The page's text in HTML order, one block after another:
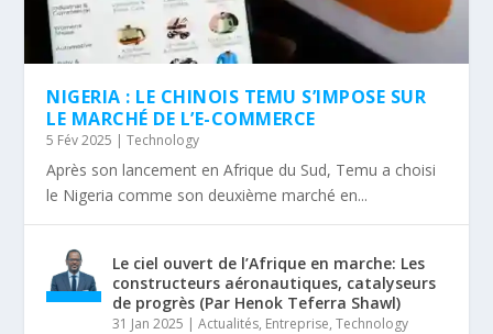
NIGERIA : LE CHINOIS TEMU S’IMPOSE SUR
LE MARCHÉ DE L’E-COMMERCE
5 Fév 2025 |Technology
Après son lancement en Afrique du Sud, Temu a choisi
le Nigeria comme son deuxième marché en...
Le ciel ouvert de l’Afrique en marche: Les
constructeurs aéronautiques, catalyseurs
de progrès (Par Henok Teferra Shawl)
31 Jan 2025 |Actualités, Entreprise,Technology